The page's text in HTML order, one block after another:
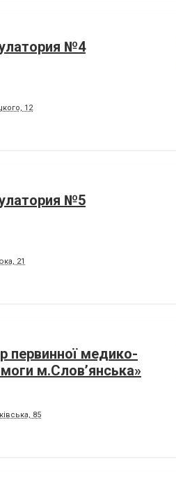
№4
12
№5
21
медико-
м.Слов’янська»
85